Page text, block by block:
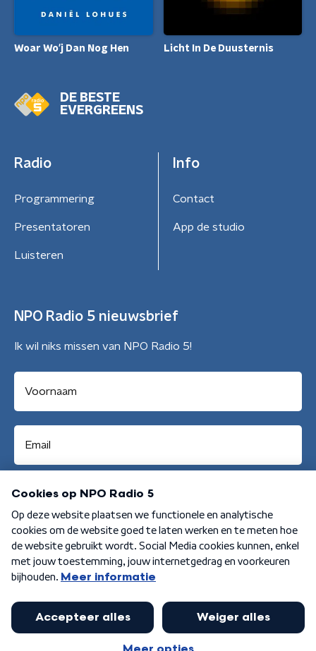
Woar Wo'j Dan Nog Hen Licht In De Duusternis
DE BESTE
EVERGREENS
Radio
Programmering
Presentatoren
Luisteren
Info
Contact
App de studio
NPO Radio 5 nieuwsbrief
Ik wil niks missen van NPO Radio 5!
Aanmelden
Algemene voorwaarden